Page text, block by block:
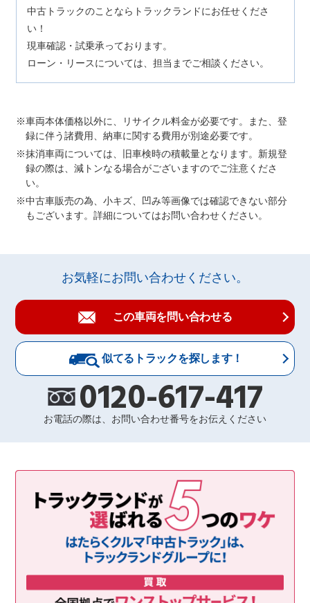
中古トラックのことならトラックランドにお任せくださ
い！
現車確認・試乗承っております。
ローン・リースについては、担当までご相談ください。
車両本体価格以外に、リサイクル料金が必要です。また、登
録に伴う諸費用、納車に関する費用が別途必要です。
抹消車両については、旧車検時の積載量となります。新規登
録の際は、減トンなる場合がございますのでご注意くださ
い。
中古車販売の為、小キズ、凹み等画像では確認できない部分
もございます。詳細についてはお問い合わせください。
お気軽にお問い合わせください。
この車両を問い合わせる
似てるトラックを探します！
0120-617-417
お電話の際は、お問い合わせ番号をお伝えください